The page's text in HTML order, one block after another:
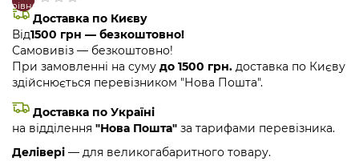
закладки
Доставка по Києву
Від1500 грн — безкоштовно!
Самовивіз — безкоштовно!
При замовленні на суму до 1500 грн. доставка по Києву
здійснюється перевізником "Нова Пошта".
Доставка по Україні
на відділення "Нова Пошта" за тарифами перевізника.
Делівері — для великогабаритного товару.